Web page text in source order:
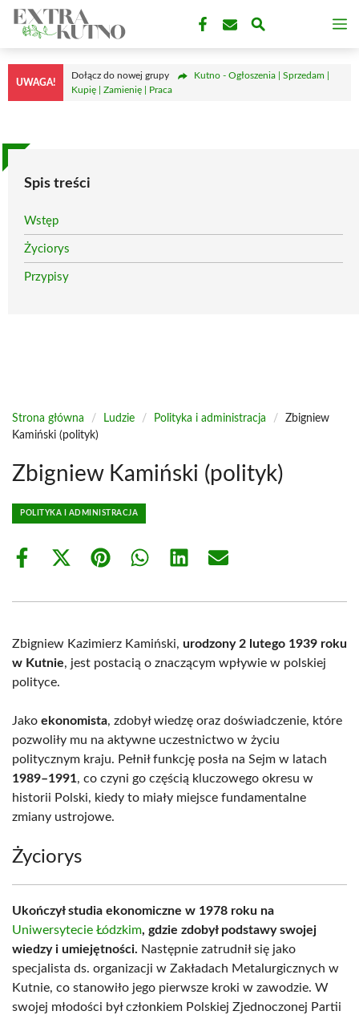
Przejdź
treści
UWAGA!
Dołącz do nowej grupy
Kutno - Ogłoszenia | Sprzedam |
Kupię | Zamienię | Praca
Spis treści
Wstęp
Życiorys
Przypisy
Strona główna / Ludzie / Polityka i administracja /
Zbigniew
Kamiński (polityk)
Zbigniew Kamiński (polityk)
POLITYKA I ADMINISTRACJA
Share
Share
(Twitter)
Share Share Share Share
Zbigniew Kazimierz Kamiński, urodzony 2 lutego 1939 roku
w Kutnie, jest postacią o znaczącym wpływie w polskiej
polityce.
Jako ekonomista, zdobył wiedzę oraz doświadczenie, które
pozwoliły mu na aktywne uczestnictwo w życiu
politycznym kraju. Pełnił funkcję posła na Sejm w latach
1989–1991, co czyni go częścią kluczowego okresu w
historii Polski, kiedy to miały miejsce fundamentalne
zmiany ustrojowe.
Życiorys
Ukończył studia ekonomiczne w 1978 roku na
Uniwersytecie Łódzkim, gdzie zdobył podstawy swojej
wiedzy i umiejętności. Następnie zatrudnił się jako
specjalista ds. organizacji w Zakładach Metalurgicznych w
Kutnie, co stanowiło jego pierwsze kroki w zawodzie. W
swojej młodości był członkiem Polskiej Zjednoczonej Partii